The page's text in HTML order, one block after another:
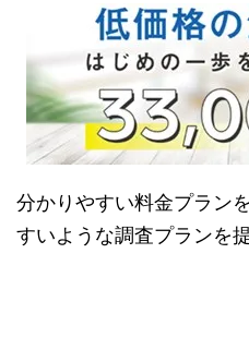
分かりやすい料金プラン
すいような調査プランを提